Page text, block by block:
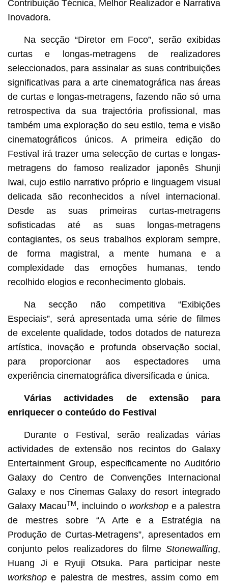
Contribuição Técnica, Melhor Realizador e Narrativa
Inovadora.
Na secção “Diretor em Foco”, serão exibidas
curtas e longas-metragens de realizadores
seleccionados, para assinalar as suas contribuições
significativas para a arte cinematográfica nas áreas
de curtas e longas-metragens, fazendo não só uma
retrospectiva da sua trajectória profissional, mas
também uma exploração do seu estilo, tema e visão
cinematográficos únicos. A primeira edição do
Festival irá trazer uma selecção de curtas e longas-
metragens do famoso realizador japonês Shunji
Iwai, cujo estilo narrativo próprio e linguagem visual
delicada são reconhecidos a nível internacional.
Desde as suas primeiras curtas-metragens
sofisticadas até as suas longas-metragens
contagiantes, os seus trabalhos exploram sempre,
de forma magistral, a mente humana e a
complexidade das emoções humanas, tendo
recolhido elogios e reconhecimento globais.
Na secção não competitiva “Exibições
Especiais”, será apresentada uma série de filmes
de excelente qualidade, todos dotados de natureza
artística, inovação e profunda observação social,
para proporcionar aos espectadores uma
experiência cinematográfica diversificada e única.
Várias actividades de extensão para
enriquecer o conteúdo do Festival
Durante o Festival, serão realizadas várias
actividades de extensão nos recintos do Galaxy
Entertainment Group, especificamente no Auditório
Galaxy do Centro de Convenções Internacional
Galaxy e nos Cinemas Galaxy do resort integrado
Galaxy MacauTM, incluindo o workshope a palestra
de mestres sobre “A Arte e a Estratégia na
Produção de Curtas-Metragens”, apresentados em
conjunto pelos realizadores do filmeStonewalling,
Huang Ji e Ryuji Otsuka. Para participar neste
workshope palestra de mestres, assim como em